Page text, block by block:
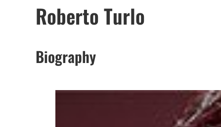
Roberto Turlo
Biography